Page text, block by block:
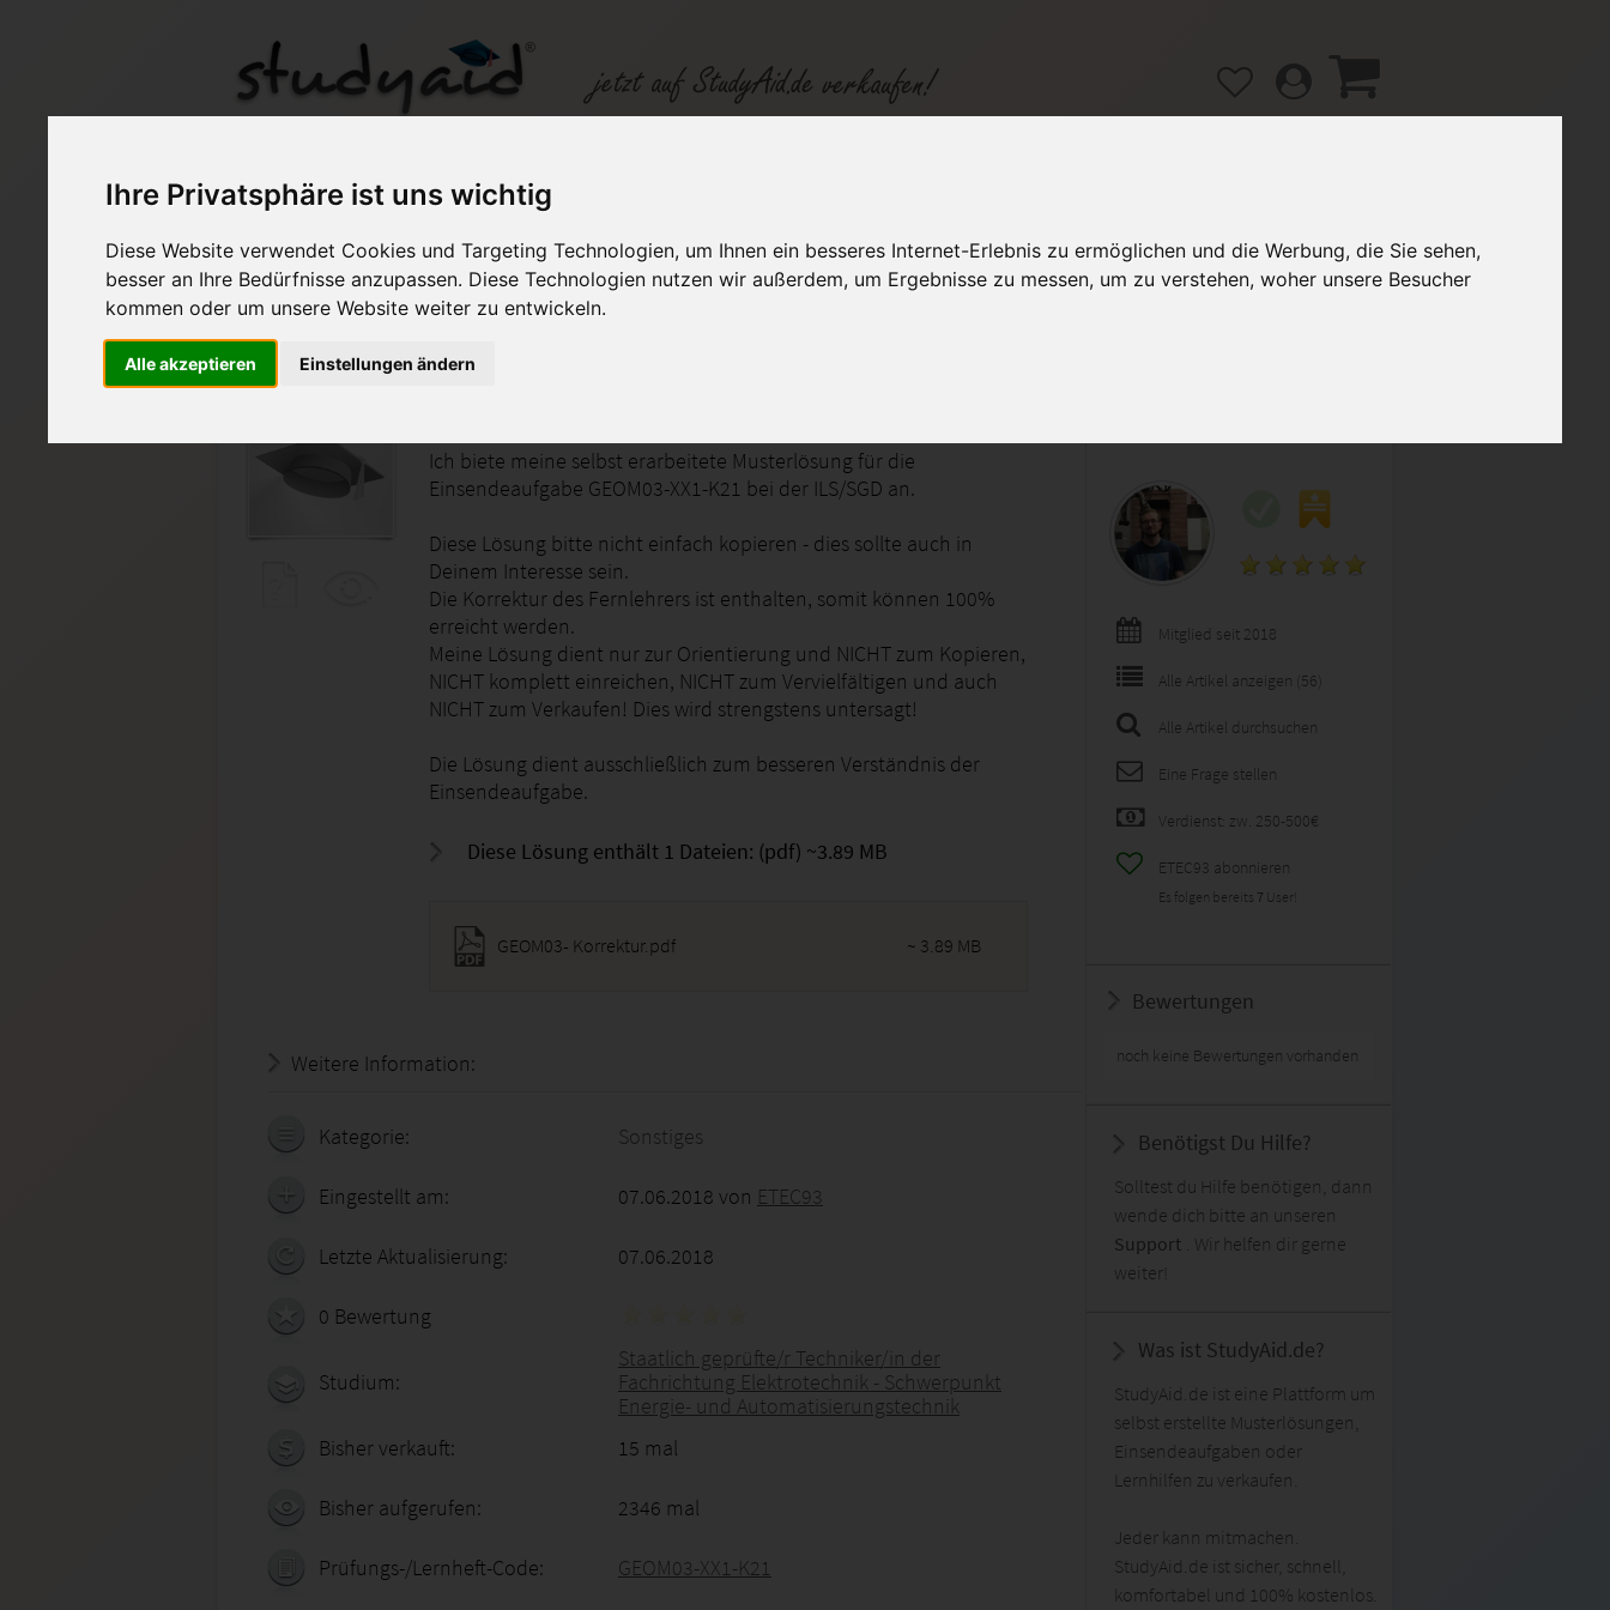
Ihre Privatsphäre ist uns wichtig
Diese Website verwendet Cookies und Targeting Technologien, um Ihnen ein besseres Internet-Erlebnis zu ermöglichen und die Werbung, die Sie sehen,
besser an Ihre Bedürfnisse anzupassen. Diese Technologien nutzen wir außerdem, um Ergebnisse zu messen, um zu verstehen, woher unsere Besucher
kommen oder um unsere Website weiter zu entwickeln.
Alle akzeptieren Einstellungen ändern
ILS/SGD GEOM03-XX1-K21 NOTE 2
Auf StudyAid.de verkaufen Kategorien Studiengänge / Lehrgänge Hilfe / FAQ
Ich biete meine selbst erarbeitete Musterlösung für die
Einsendeaufgabe GEOM03-XX1-K21 bei der ILS/SGD an.
Diese Lösung bitte nicht einfach kopieren - dies sollte auch in
Deinem Interesse sein.
Die Korrektur des Fernlehrers ist enthalten, somit können 100%
erreicht werden.
Meine Lösung dient nur zur Orientierung und NICHT zum Kopieren,
NICHT komplett einreichen, NICHT zum Vervielfältigen und auch
NICHT zum Verkaufen! Dies wird strengstens untersagt!
Die Lösung dient ausschließlich zum besseren Verständnis der
Einsendeaufgabe.
Diese Lösung enthält 1 Dateien: (pdf) ~3.89 MB
GEOM03- Korrektur.pdf ~ 3.89 MB
Weitere Information:
Kategorie: Sonstiges
Eingestellt am: 07.06.2018 von ETEC93
Letzte Aktualisierung: 07.06.2018
0 Bewertung
Studium:
Staatlich geprüfte/r Techniker/in der
Fachrichtung Elektrotechnik - Schwerpunkt
Energie- und Automatisierungstechnik
Bisher verkauft:
15 mal
Bisher aufgerufen: 2346 mal
Prüfungs-/Lernheft-Code: GEOM03-XX1-K21
Mitglied seit 2018
Alle Artikel anzeigen (56)
Alle Artikel durchsuchen
Eine Frage stellen
Verdienst: zw. 250-500€
ETEC93 abonnieren
Es folgen bereits 7 User!
Bewertungen
noch keine Bewertungen vorhanden
Benötigst Du Hilfe?
Solltest du Hilfe benötigen, dann
wende dich bitte an unseren
Support . Wir helfen dir gerne
weiter!
Was ist StudyAid.de?
StudyAid.de ist eine Plattform um
selbst erstellte Musterlösungen,
Einsendeaufgaben oder
Lernhilfen zu verkaufen.
Jeder kann mitmachen.
StudyAid.de ist sicher, schnell,
komfortabel und 100% kostenlos.